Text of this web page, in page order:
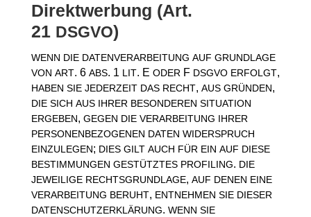
Direkt­wer­bung (Art.
21 DSGVO)
WENN DIE DATENVERARBEITUNG AUF GRUNDLAGE
VON ART. 6 ABS. 1 LIT. E ODER F DSGVO ERFOLGT,
HABEN SIE JEDERZEIT DAS RECHT, AUS GRÜNDEN,
DIE SICH AUS IHRER BESONDEREN SITUATION
ERGEBEN, GEGEN DIE VERARBEITUNG IHRER
PERSONENBEZOGENEN DATEN WIDERSPRUCH
EINZULEGEN; DIES GILT AUCH FÜR EIN AUF DIESE
BESTIMMUNGEN GESTÜTZTES PROFILING. DIE
JEWEILIGE RECHTSGRUNDLAGE, AUF DENEN EINE
VERARBEITUNG BERUHT, ENTNEHMEN SIE DIESER
DATENSCHUTZERKLÄRUNG. WENN SIE